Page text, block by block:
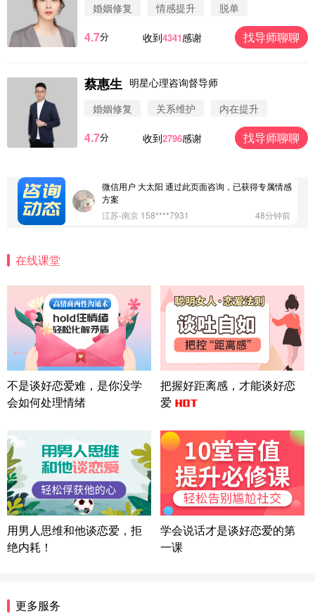
婚姻修复
情感提升 脱单
4.7分 收到4341感谢 找导师聊聊
蔡惠生 明星心理咨询督导师
婚姻修复
关系维护 内在提升
4.7分 收到2796感谢 找导师聊聊
微信用户 圆圈 通过此页面咨询，已获得专属情感方
案
微信用户 Vnno 通过此页面咨询，已获得专属情感方
微信用户 大太阳 通过此页面咨询，已获得专属情感
方案
江苏-南京 158****7931
48分钟前
情感方案
北京-朝阳 151****3189
22分钟前
微信用户 巧?媚儿 通过此页面咨询，已获得专属情感
方案
上海-浦东 177****9074
56分钟前
微信用户 Liberty 通过此页面咨询，已获得专属情感
方案
广东-广州 188****5632
湖北-武汉 135****7410
41分钟前
微信用户 困困魚? 通过此页面咨询，已获得专属情感
方案
陕西-西安 139****6283
3分钟前
情感方案
浙江-宁波 150****8921
在线课堂
不是谈好恋爱难，是你没学
会如何处理情绪
把握好距离感，才能谈好恋
爱
用男人思维和他谈恋爱，拒
绝内耗！
学会说话才是谈好恋爱的第
一课
更多服务